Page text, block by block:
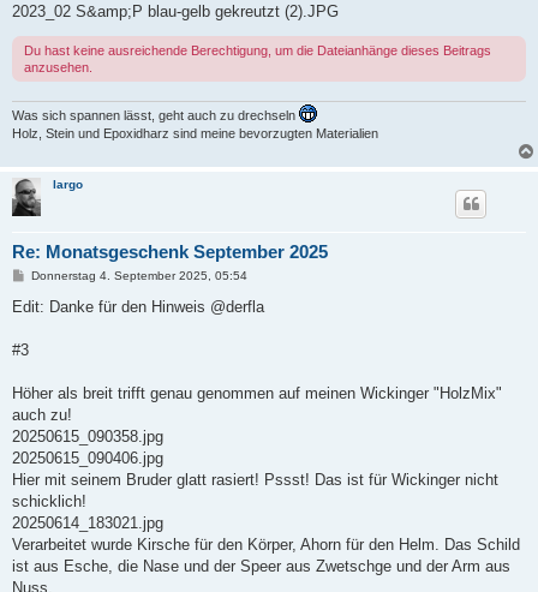
2023_02 S&amp;P blau-gelb gekreutzt (2).JPG
Du hast keine ausreichende Berechtigung, um die Dateianhänge dieses Beitrags
anzusehen.
Was sich spannen lässt, geht auch zu drechseln
Holz, Stein und Epoxidharz sind meine bevorzugten Materialien
largo
Re: Monatsgeschenk September 2025
B
i
a
Donnerstag 4. September 2025, 05:54
Edit: Danke für den Hinweis @derfla
#3
Höher als breit trifft genau genommen auf meinen Wickinger "HolzMix"
auch zu!
20250615_090358.jpg
20250615_090406.jpg
Hier mit seinem Bruder glatt rasiert! Pssst! Das ist für Wickinger nicht
schicklich!
20250614_183021.jpg
Verarbeitet wurde Kirsche für den Körper, Ahorn für den Helm. Das Schild
ist aus Esche, die Nase und der Speer aus Zwetschge und der Arm aus
Nuss.